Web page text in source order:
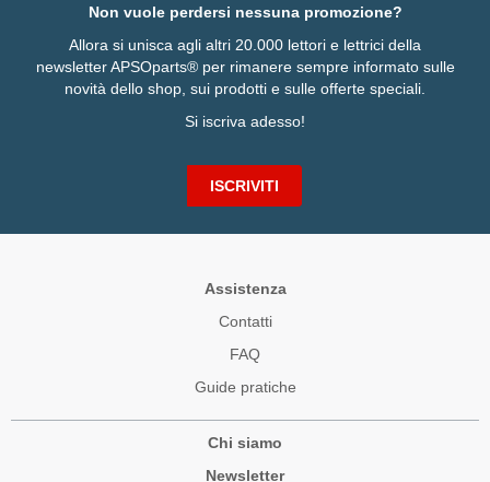
Non vuole perdersi nessuna promozione?
Allora si unisca agli altri 20.000 lettori e lettrici della
newsletter APSOparts® per rimanere sempre informato sulle
novità dello shop, sui prodotti e sulle offerte speciali.
Si iscriva adesso!
ISCRIVITI
Assistenza
Contatti
FAQ
Guide pratiche
Chi siamo
Newsletter